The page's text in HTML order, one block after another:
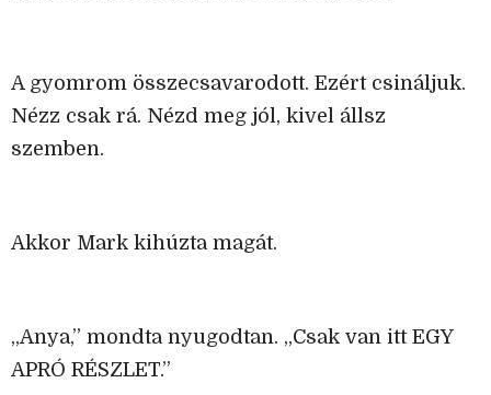
A gyomrom összecsavarodott. Ezért csináljuk.
Nézz csak rá. Nézd meg jól, kivel állsz
szemben.
Akkor Mark kihúzta magát.
„Anya,” mondta nyugodtan. „Csak van itt EGY
APRÓ RÉSZLET.”